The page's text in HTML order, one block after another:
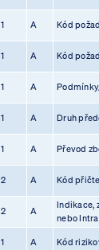
1 A Kód
1 A Kód
1 A
1 A Druh
1 A Převod
2 A Kód
2 A
Indikace,
nebo
1 A Kód